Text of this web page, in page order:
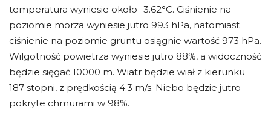
temperatura wyniesie około -3.62°C. Ciśnienie na
poziomie morza wyniesie jutro 993 hPa, natomiast
ciśnienie na poziomie gruntu osiągnie wartość 973 hPa.
Wilgotność powietrza wyniesie jutro 88%, a widoczność
będzie sięgać 10000 m. Wiatr będzie wiał z kierunku
187 stopni, z prędkością 4.3 m/s. Niebo będzie jutro
pokryte chmurami w 98%.